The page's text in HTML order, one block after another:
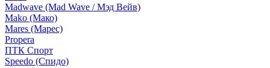
Madwave (Mad Wave / Мэд Вейв)
Mako (Мако)
Mares (Марес)
Propera
ПТК Спорт
Speedo (Спидо)